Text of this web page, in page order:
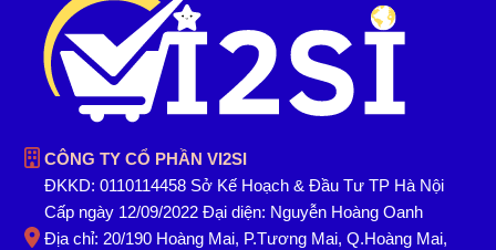
CÔNG TY CỔ PHẦN VI2SI
ĐKKD: 0110114458 Sở Kế Hoạch & Đầu Tư TP Hà Nội
Cấp ngày 12/09/2022 Đại diện: Nguyễn Hoàng Oanh
Địa chỉ: 20/190 Hoàng Mai, P.Tương Mai, Q.Hoàng Mai,